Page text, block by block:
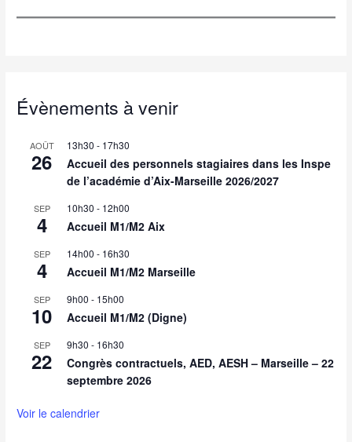
Évènements à venir
AOÛT
26
13h30 - 17h30
Accueil des personnels stagiaires dans les Inspe
de l’académie d’Aix-Marseille 2026/2027
SEP
4
10h30 - 12h00
Accueil M1/M2 Aix
SEP
4
14h00 - 16h30
Accueil M1/M2 Marseille
SEP
10
9h00 - 15h00
Accueil M1/M2 (Digne)
SEP
22
9h30 - 16h30
Congrès contractuels, AED, AESH – Marseille – 22
septembre 2026
Voir le calendrier